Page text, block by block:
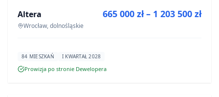
INWESTYCJA
Altera
Wrocław, dolnośląskie
665 000 zł – 1 203 500 zł
84 MIESZKAŃ I KWARTAŁ 2028
Prowizja po stronie Dewelopera